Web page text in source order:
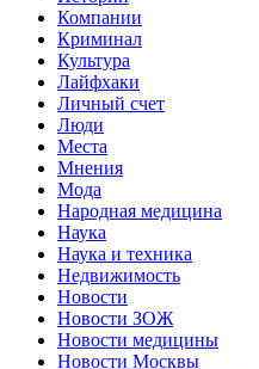
Компании
Криминал
Культура
Лайфхаки
Личный счет
Люди
Места
Мнения
Мода
Народная медицина
Наука
Наука и техника
Недвижимость
Новости
Новости ЗОЖ
Новости медицины
Новости Москвы